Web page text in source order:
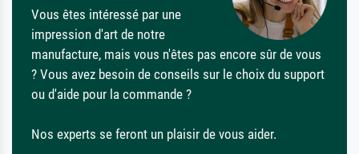
Vous êtes intéressé par une
impression d'art de notre
manufacture, mais vous n'êtes pas encore sûr de vous
? Vous avez besoin de conseils sur le choix du support
ou d'aide pour la commande ?
Nos experts se feront un plaisir de vous aider.